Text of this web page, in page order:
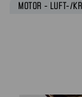
MOTOR - LUFT-/